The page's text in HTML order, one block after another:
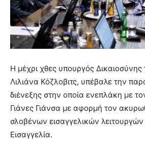
Η μέχρι χθες υπουργός Δικαιοσύνης
Λιλιάνα Κόζλοβιτς, υπέβαλε την
διένεξης στην οποία ενεπλάκη με
Γιάνες Γιάνσα με αφορμή τον
σλοβένων εισαγγελικών
Εισαγγελία.